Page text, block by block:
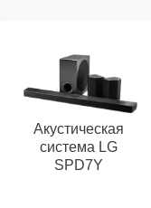
Акустическая
система LG
SPD7Y